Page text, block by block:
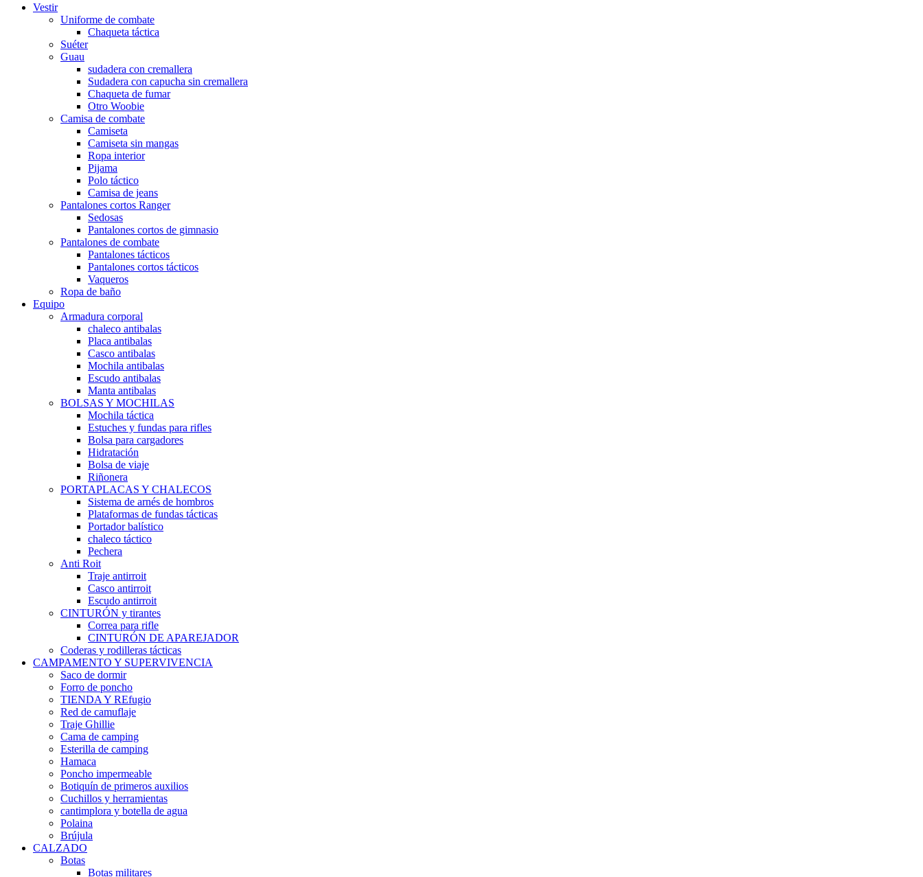
Vestir
Uniforme de combate
Chaqueta táctica
Suéter
Guau
sudadera con cremallera
Sudadera con capucha sin cremallera
Chaqueta de fumar
Otro Woobie
Camisa de combate
Camiseta
Camiseta sin mangas
Ropa interior
Pijama
Polo táctico
Camisa de jeans
Pantalones cortos Ranger
Sedosas
Pantalones cortos de gimnasio
Pantalones de combate
Pantalones tácticos
Pantalones cortos tácticos
Vaqueros
Ropa de baño
Equipo
Armadura corporal
chaleco antibalas
Placa antibalas
Casco antibalas
Mochila antibalas
Escudo antibalas
Manta antibalas
BOLSAS Y MOCHILAS
Mochila táctica
Estuches y fundas para rifles
Bolsa para cargadores
Hidratación
Bolsa de viaje
Riñonera
PORTAPLACAS Y CHALECOS
Sistema de arnés de hombros
Plataformas de fundas tácticas
Portador balístico
chaleco táctico
Pechera
Anti Roit
Traje antirroit
Casco antirroit
Escudo antirroit
CINTURÓN y tirantes
Correa para rifle
CINTURÓN DE APAREJADOR
Coderas y rodilleras tácticas
CAMPAMENTO Y SUPERVIVENCIA
Saco de dormir
Forro de poncho
TIENDA Y REfugio
Red de camuflaje
Traje Ghillie
Cama de camping
Esterilla de camping
Hamaca
Poncho impermeable
Botiquín de primeros auxilios
Cuchillos y herramientas
cantimplora y botella de agua
Polaina
Brújula
CALZADO
Botas
Botas militares